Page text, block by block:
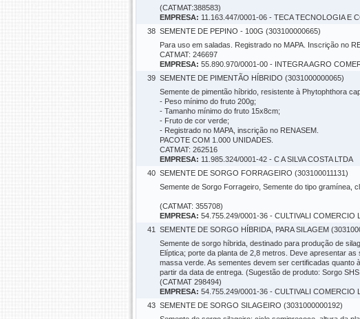
(CATMAT:388583)
EMPRESA: 11.163.447/0001-06 - TECA TECNOLOGIA E
38 SEMENTE DE PEPINO - 100G (303100000665)
Para uso em saladas. Registrado no MAPA. Inscrição no
CATMAT: 246697
EMPRESA: 55.890.970/0001-00 - INTEGRA AGRO
39 SEMENTE DE PIMENTÃO HÍBRIDO (3031000000065)
Semente de pimentão híbrido, resistente à Phytophthora
- Peso mínimo do fruto 200g;
- Tamanho mínimo do fruto 15x8cm;
- Fruto de cor verde;
- Registrado no MAPA, inscrição no RENASEM.
PACOTE COM 1.000 UNIDADES.
CATMAT: 262516
EMPRESA: 11.985.324/0001-42 - C A SILVA COSTA LTDA
40 SEMENTE DE SORGO FORRAGEIRO (303100011131)
Semente de Sorgo Forrageiro, Semente do tipo gramínea,
(CATMAT: 355708)
EMPRESA: 54.755.249/0001-36 - CULTIVALI COMERCIO
41
SEMENTE DE SORGO HÍBRIDA, PARA SILAGEM
Semente de sorgo híbrida, destinado para produção de
Elíptica; porte da planta de 2,8 metros. Deve apresentar
massa verde. As sementes devem ser certificadas quanto
partir da data de entrega. (Sugestão de produto: Sorgo
(CATMAT 298494)
EMPRESA: 54.755.249/0001-36 - CULTIVALI COMERCIO
43 SEMENTE DE SORGO SILAGEIRO (3031000000192)